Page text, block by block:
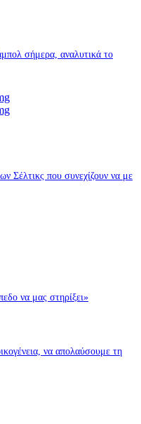
σήμερα, αναλυτικά το
Σέλτικς που συνεχίζουν να με
να μας στηρίξει»
να απολαύσουμε τη